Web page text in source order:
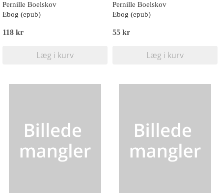
Pernille Boelskov
Ebog (epub)
118 kr
Læg i kurv
Pernille Boelskov
Ebog (epub)
55 kr
Læg i kurv